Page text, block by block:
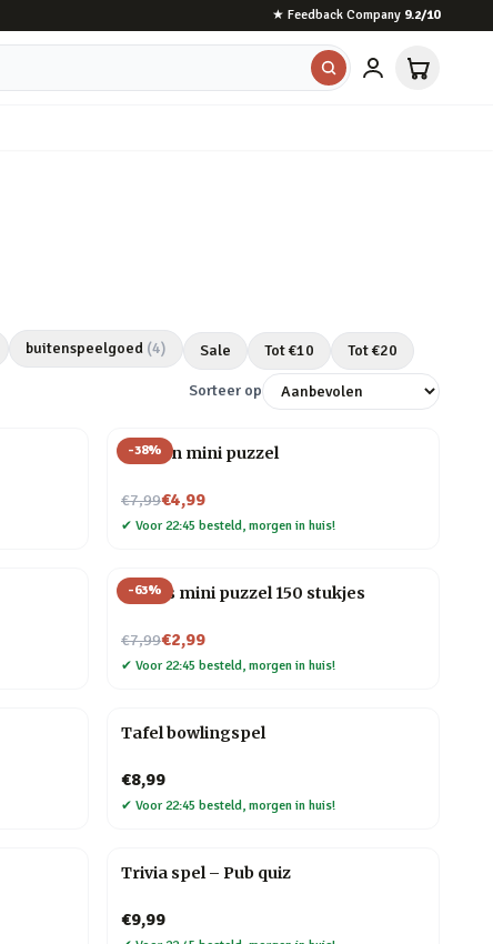
★ Feedback Company 9.2/10
buitenspeelgoed (4) Sale Tot €10 Tot €20
Sorteer op
-38%
Houten mini puzzel
€7,99
Nu voor€4,99
✔ Voor 22:45 besteld, morgen in huis!
-63%
Vogels mini puzzel 150 stukjes
€7,99
Nu voor€2,99
✔ Voor 22:45 besteld, morgen in huis!
Tafel bowlingspel
€8,99
✔ Voor 22:45 besteld, morgen in huis!
Trivia spel – Pub quiz
€9,99